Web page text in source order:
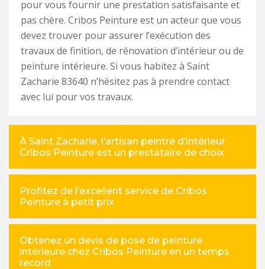
pour vous fournir une prestation satisfaisante et
pas chère. Cribos Peinture est un acteur que vous
devez trouver pour assurer l’exécution des
travaux de finition, de rénovation d’intérieur ou de
peinture intérieure. Si vous habitez à Saint
Zacharie 83640 n’hésitez pas à prendre contact
avec lui pour vos travaux.
À Saint Zacharie, l’artisan peintre d’intérieur
Cribos Peinture est un prestataire de choix
Profitez de l’excellent service de Cribos
Peinture à petit prix
Obtenez un devis de pose de peinture
intérieure chez Cribos Peinture en un temps
record